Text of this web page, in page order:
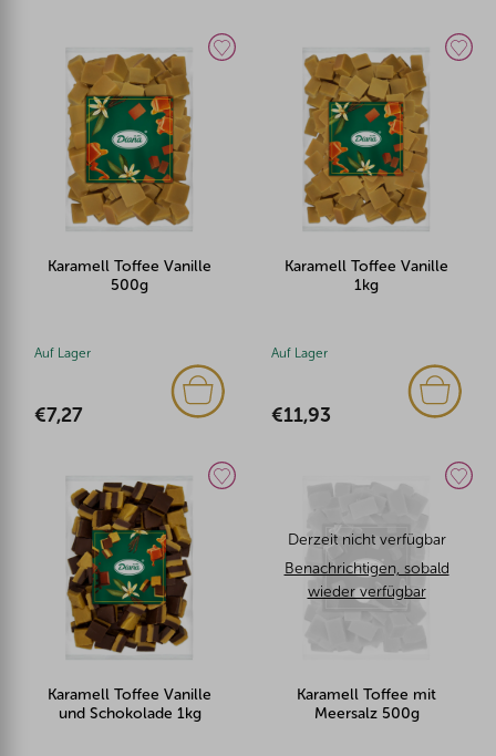
Karamell Toffee Vanille
500g
Auf Lager
€7,27
Karamell Toffee Vanille
1kg
Auf Lager
€11,93
Karamell Toffee Vanille
und Schokolade 1kg
Derzeit nicht verfügbar
Benachrichtigen, sobald
wieder verfügbar
Karamell Toffee mit
Meersalz 500g